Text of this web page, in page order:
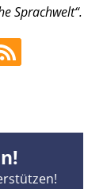
Sprachwelt“.